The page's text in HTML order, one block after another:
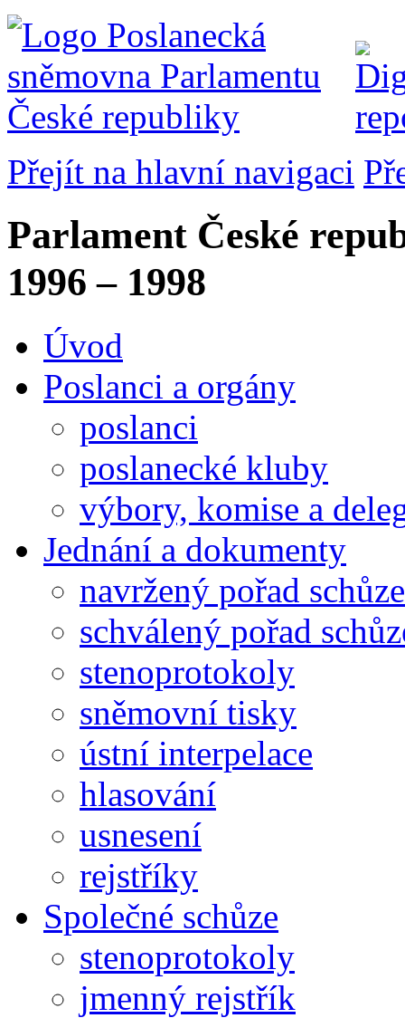
Přejít na hlavní navigaci
Parlament České
1996 – 1998
Úvod
Poslanci a orgány
poslanci
poslanecké kluby
výbory, komise a
Jednání a dokumenty
navržený pořad schůze
schválený pořad
stenoprotokoly
sněmovní tisky
ústní interpelace
hlasování
usnesení
rejstříky
Společné schůze
stenoprotokoly
jmenný rejstřík